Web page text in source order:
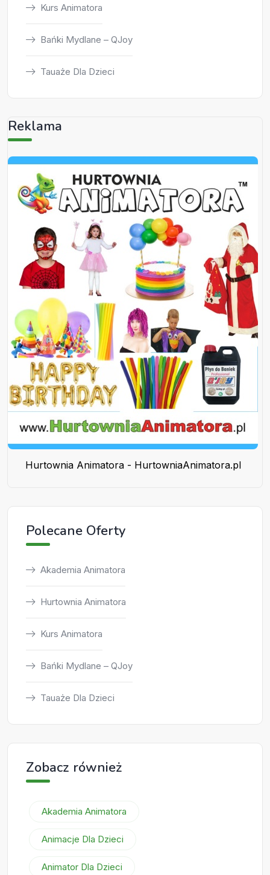
Kurs Animatora
Bańki Mydlane – QJoy
Tauaże Dla Dzieci
Reklama
Hurtownia Animatora - HurtowniaAnimatora.pl
Polecane Oferty
Akademia Animatora
Hurtownia Animatora
Kurs Animatora
Bańki Mydlane – QJoy
Tauaże Dla Dzieci
Zobacz również
Akademia Animatora
Animacje Dla Dzieci
Animator Dla Dzieci